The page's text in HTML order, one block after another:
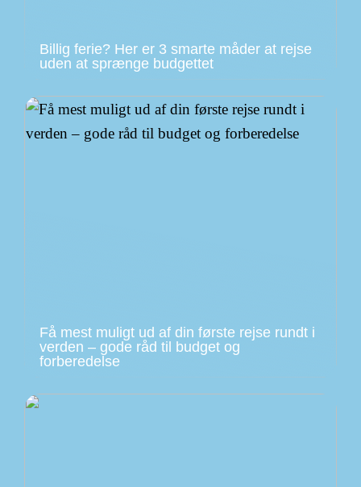
Billig ferie? Her er 3 smarte måder at rejse
uden at sprænge budgettet
Få mest muligt ud af din første rejse rundt i
verden – gode råd til budget og
forberedelse